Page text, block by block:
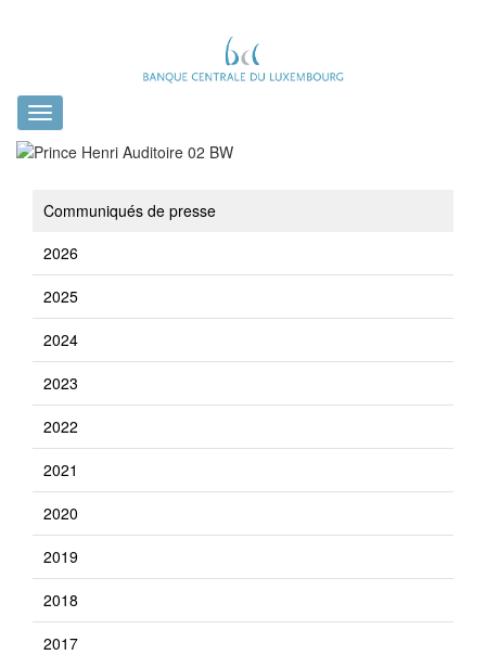
Toggle
navigation
Communiqués de presse
2026
2025
2024
2023
2022
2021
2020
2019
2018
2017